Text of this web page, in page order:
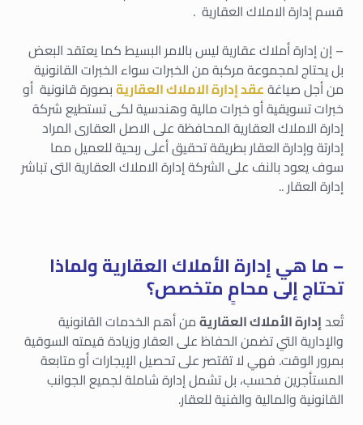
قسم إدارة الاملاك العقارية .
– إن إدارة أملاك عقارية ليس بالامر البسيط كما يعتقد البعض
بل يحتاج لمجموعة مركبة من الخبرات سواء الخبرات القانونية
من أجل صياغةعقد إدارة الاملاك العقاريةبصورة قانونية أو
خبرات تسويقية أو خبرات مالية وهندسية لكى تستطيع شركة
إدارة الاملاك العقارية المحافظة على الاصل العقارى المراد
إدارتة وإدارة العقار بطريقة تحقيق أعلى ربحية للعميل مما
سوف يعود بالنف على الشركة إدارة الاملاك العقارية التى تباشر
إدارة العقار ..
– ما هي إدارة الأملاك العقارية ولماذا
تحتاج إلى محامٍ متخصص؟
تُعدإدارة الأملاك العقاريةمن أهم الخدمات القانونية
والإدارية التي تضمن الحفاظ على العقار وزيادة قيمته السوقية
بمرور الوقت. فهي لا تقتصر على تحصيل الإيجارات أو متابعة
المستأجرين فحسب، بل تشمل إدارة شاملة لجميع الجوانب
القانونية والمالية والفنية للعقار.